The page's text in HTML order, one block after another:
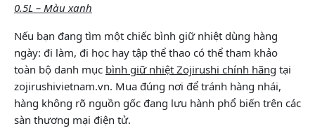
0.5L – Màu xanh
Nếu bạn đang tìm một chiếc bình giữ nhiệt dùng hàng
ngày: đi làm, đi học hay tập thể thao có thể tham khảo
toàn bộ danh mục bình giữ nhiệt Zojirushi chính hãng tại
zojirushivietnam.vn. Mua đúng nơi để tránh hàng nhái,
hàng không rõ nguồn gốc đang lưu hành phổ biến trên các
sàn thương mại điện tử.